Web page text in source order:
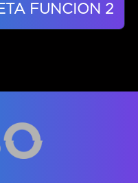
FUNCION 2